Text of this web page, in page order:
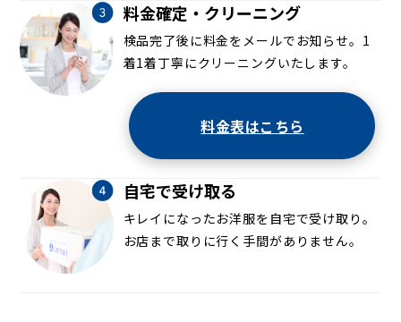
料金確定・クリーニング
検品完了後に料金をメールでお知らせ。1
着1着丁寧にクリーニングいたします。
料金表はこちら
自宅で受け取る
キレイになったお洋服を自宅で受け取り。
お店まで取りに行く手間がありません。